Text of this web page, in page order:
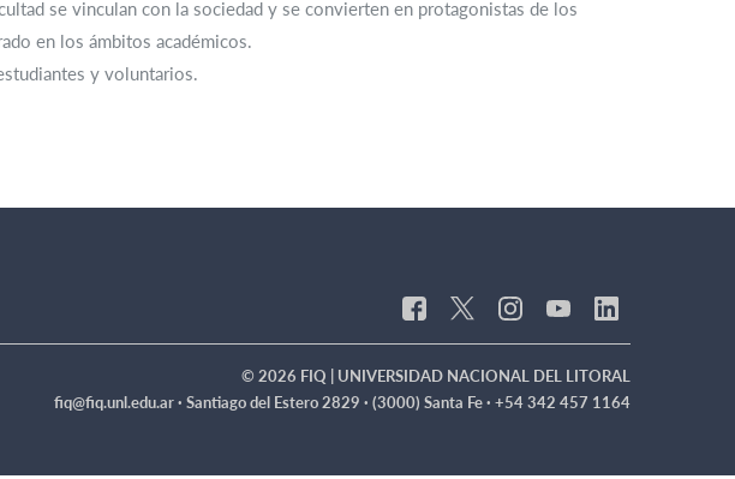
se vinculan con la sociedad y se convierten en protagonistas de los
en los ámbitos académicos.
y voluntarios.
© 2026 FIQ | UNIVERSIDAD NACIONAL DEL LITORAL
fiq@fiq.unl.edu.ar · Santiago del Estero 2829 · (3000) Santa Fe · +54 342 457 1164